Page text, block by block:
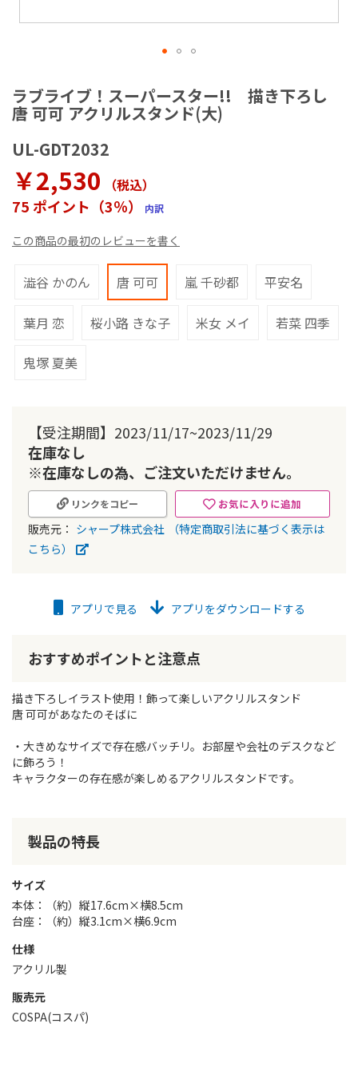
ラブライブ！スーパースター!! 描き下ろし
唐 可可 アクリルスタンド(大)
UL-GDT2032
￥2,530 （税込）
75 ポイント（3％） 内訳
この商品の最初のレビューを書く
澁谷 かのん 唐 可可 嵐 千砂都 平安名
葉月 恋 桜小路 きな子 米女 メイ 若菜 四季
鬼塚 夏美
【受注期間】2023/11/17~2023/11/29
在庫なし
※在庫なしの為、ご注文いただけません。
お気に入りに追加
リンクをコピー
販売元： シャープ株式会社
（特定商取引法に基づく表示は
こちら）
メ
ー
ジ
ャ
リ
ー
の
初
移
る
アプリで見る アプリをダウンロードする
おすすめポイントと注意点
描き下ろしイラスト使用！飾って楽しいアクリルスタンド
唐 可可があなたのそばに
・大きめなサイズで存在感バッチリ。お部屋や会社のデスクなど
に飾ろう！
キャラクターの存在感が楽しめるアクリルスタンドです。
製品の特長
サイズ
本体：（約）縦17.6cm×横8.5cm
台座：（約）縦3.1cm×横6.9cm
仕様
アクリル製
販売元
COSPA(コスパ)